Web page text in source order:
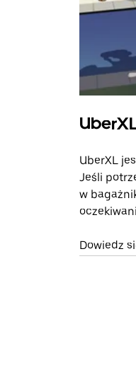
UberXL
Jeśli
w
Dowiedz